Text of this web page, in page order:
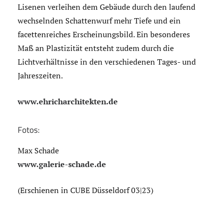
Lisenen verleihen dem Gebäude durch den laufend
wechselnden Schattenwurf mehr Tiefe und ein
facettenreiches Erscheinungsbild. Ein besonderes
Maß an Plastizität entsteht zudem durch die
Lichtverhältnisse in den verschiedenen Tages- und
Jahreszeiten.
www.ehricharchitekten.de
Fotos:
Max Schade
www.galerie-schade.de
(Erschienen in CUBE Düsseldorf 03|23)